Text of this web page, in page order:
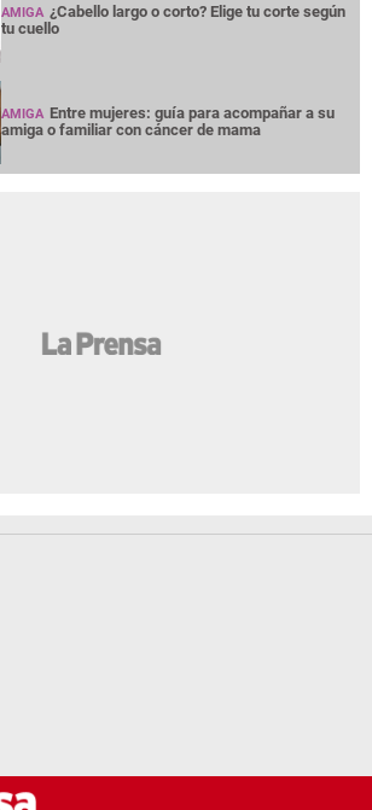
AMIGA ¿Cabello largo o corto? Elige tu corte según
tu cuello
AMIGA Entre mujeres: guía para acompañar a su
amiga o familiar con cáncer de mama